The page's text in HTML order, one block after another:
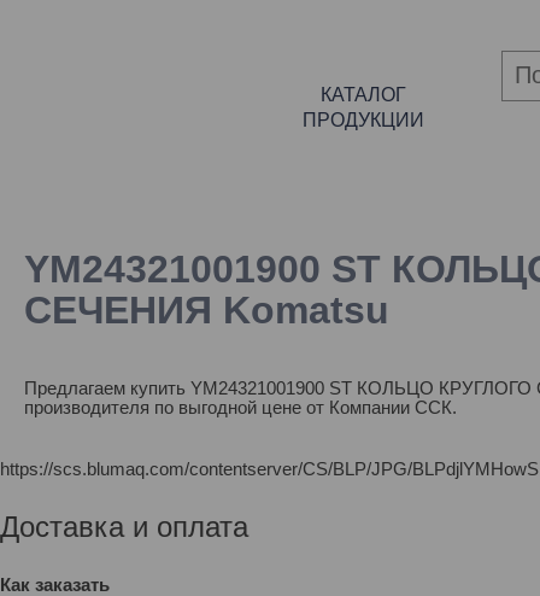
КАТАЛОГ
ПРОДУКЦИИ
YM24321001900 ST
СЕЧЕНИЯ Komatsu
Предлагаем купить YM24321001900 ST КОЛЬЦО
производителя по выгодной цене от Компании ССК.
https://scs.blumaq.com/contentserver/CS/BLP/JPG/
Доставка и оплата
Как заказать